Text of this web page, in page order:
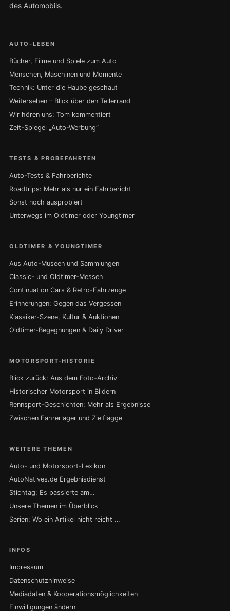
des Automobils.
AUTO-LEBEN
Bücher, Filme und Spiele zum Auto
Menschen, Maschinen und Momente
Technik: Unter die Haube geschaut
Weitersehen – Blick über den Tellerrand
Wir hören uns: Tom kommentiert
Zeit-Spiegel „Auto-Werbung“
TESTS & PROBEFAHRTEN
Auto-Tests & Fahrberichte
Roadtrips: Mehr als nur ein Fahrbericht
Sonst noch ausprobiert
Unterwegs im Oldtimer oder Youngtimer
OLDTIMER & YOUNGTIMER
Aus Auto-Museen und Sammlungen
Classic- und Oldtimer-Messen
Continuation Cars & Retro-Fahrzeuge
Erinnerungen: Gegen das Vergessen
Klassiker-Szene, Kultur & Auktionen
Oldtimer-Begegnungen & Daily Driver
MOTORSPORT-HISTORIE
Blick zurück: Aus dem Foto-Archiv
Historischer Motorsport in Bildern
Rennsport-Geschichten: Mehr als Ergebnisse
Zwischen Fahrerlager und Zielflagge
WEITERE THEMEN
Auto- und Motorsport-Lexikon
AutoNatives.de Ergebnisdienst
Stichtag: Es passierte am…
Unsere Themen im Überblick
Serien: Wo ein Artikel nicht reicht …
INFOS
Impressum
Datenschutzhinweise
Mediadaten & Kooperationsmöglichkeiten
Einwilligungen ändern